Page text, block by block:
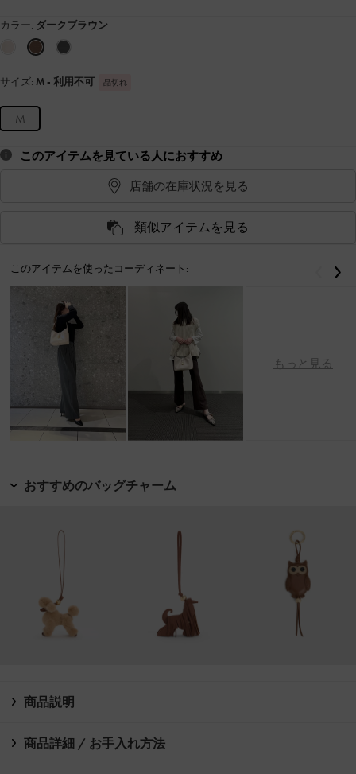
カラー: ダークブラウン
サイズ: M - 利用不可 品切れ
M
このアイテムを見ている人におすすめ
店舗の在庫状況を見る
類似アイテムを見る
このアイテムを使ったコーディネート:
もっと見る
戻る
おすすめのバッグチャーム
商品説明
商品詳細 / お手入れ方法